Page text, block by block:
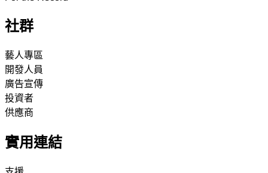
社群
藝人專區
開發人員
廣告宣傳
投資者
供應商
實用連結